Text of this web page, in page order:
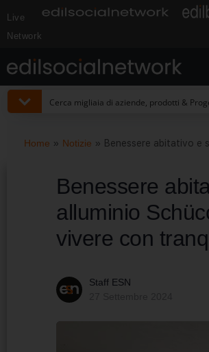
Live
Network
Home » Notizie » Benessere abitativo e
Benessere
alluminio
vivere con
Staff ESN